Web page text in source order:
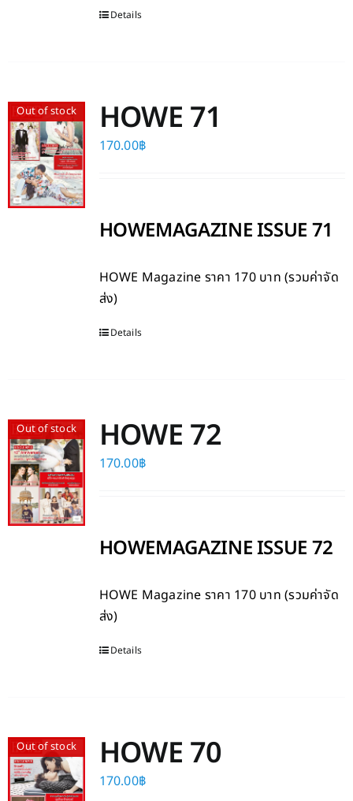
Details
Out of stock HOWE 71
170.00฿
HOWEMAGAZINE ISSUE 71
HOWE Magazine ราคา 170 บาท (รวมค่าจัด
ส่ง)
Details
Out of stock HOWE 72
170.00฿
HOWEMAGAZINE ISSUE 72
HOWE Magazine ราคา 170 บาท (รวมค่าจัด
ส่ง)
Details
Out of stock HOWE 70
170.00฿